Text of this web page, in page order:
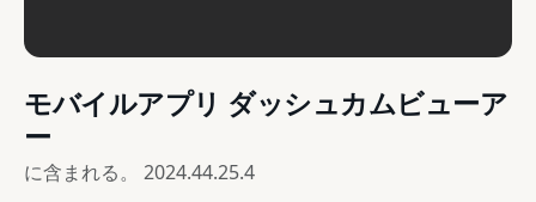
モバイルアプリ ダッシュカムビューア
ー
に含まれる。 2024.44.25.4